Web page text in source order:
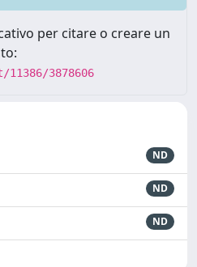
per citare o creare un
3878606
ND
ND
ND